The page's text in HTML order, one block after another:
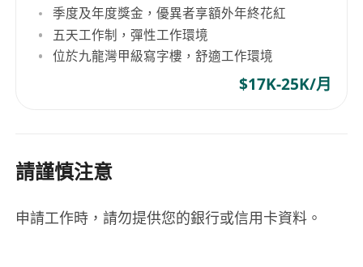
季度及年度獎金，優異者享額外年終花紅
五天工作制，彈性工作環境
位於九龍灣甲級寫字樓，舒適工作環境
$17K-25K/月
請謹慎注意
申請工作時，請勿提供您的銀行或信用卡資料。